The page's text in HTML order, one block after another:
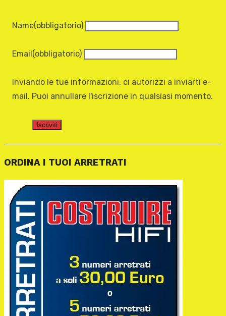
Name(obbligatorio)
Email(obbligatorio)
Inviando le tue informazioni, ci autorizzi a inviarti e-
mail. Puoi annullare l'iscrizione in qualsiasi momento.
Iscriviti
ORDINA I TUOI ARRETRATI